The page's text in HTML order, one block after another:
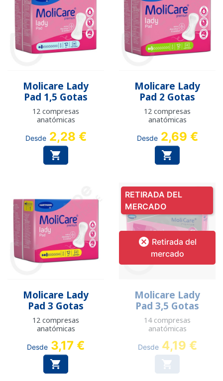
Molicare Lady
Pad 1,5 Gotas
12 compresas
anatómicas
Desde 2,28 €

Molicare Lady
Pad 2 Gotas
12 compresas
anatómicas
Desde 2,69 €

Molicare Lady
Pad 3 Gotas
12 compresas
anatómicas
Desde 3,17 €

 Retirada del
mercado
Molicare Lady
Pad 3,5 Gotas
14 compresas
anatómicas
Desde 4,19 €

RETIRADA DEL
MERCADO